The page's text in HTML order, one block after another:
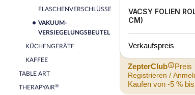
FLASCHENVERSCHLÜSSE
VAKUUM-
VERSIEGELUNGSBEUTEL
KÜCHENGERÄTE
KAFFEE
TABLE ART
THERAPYAIR®
VACSY FOLIEN
CM)
Verkaufspreis
ZepterClub Preis
Registrieren /
Kaufen von -5 %